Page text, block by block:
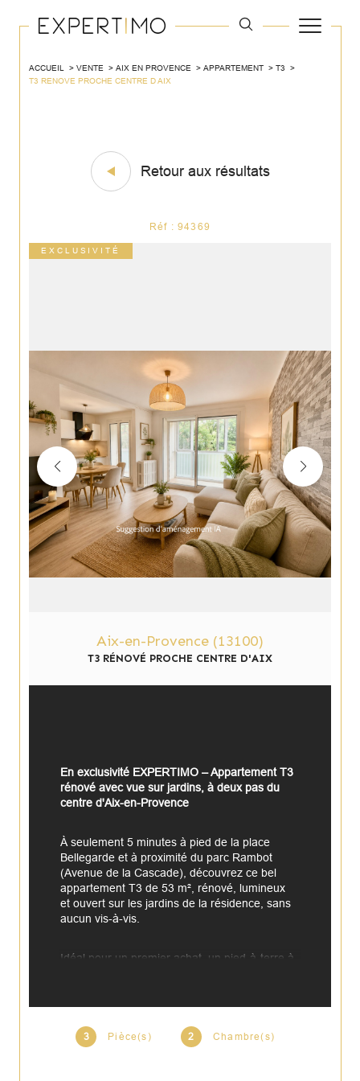
ACCUEIL VENTE AIX EN PROVENCE APPARTEMENT
T3
T3 RENOVE PROCHE CENTRE D AIX
Retour aux résultats
Réf : 94369
EXCLUSIVITÉ
Aix-en-Provence (13100)
T3 RÉNOVÉ PROCHE CENTRE D'AIX
3 Pièce(s) 2 Chambre(s)
En exclusivité EXPERTIMO – Appartement T3
rénové avec vue sur jardins, à deux pas du
centre d'Aix-en-Provence
À seulement 5 minutes à pied de la place
Bellegarde et à proximité du parc Rambot
(Avenue de la Cascade), découvrez ce bel
appartement T3 de 53 m², rénové, lumineux
et ouvert sur les jardins de la résidence, sans
aucun vis-à-vis.
Idéal pour un premier achat, un pied-à-terre à
meubles.
L'appartement offre une agréable pièce de vie